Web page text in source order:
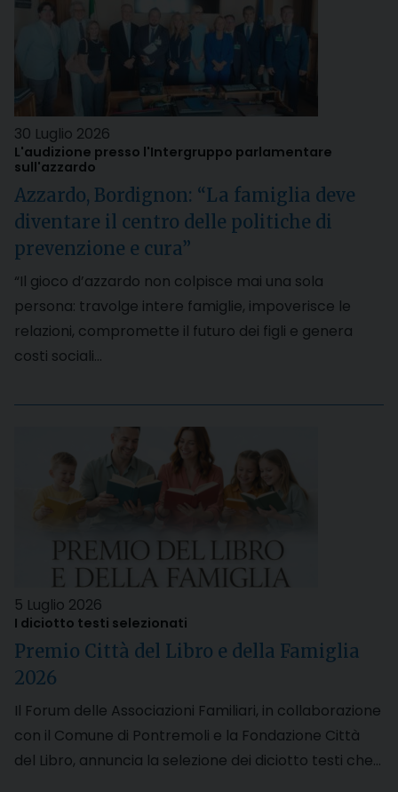
30 Luglio 2026
L'audizione presso l'Intergruppo parlamentare
sull'azzardo
Azzardo, Bordignon: “La famiglia deve
diventare il centro delle politiche di
prevenzione e cura”
“Il gioco d’azzardo non colpisce mai una sola
persona: travolge intere famiglie, impoverisce le
relazioni, compromette il futuro dei figli e genera
costi sociali…
5 Luglio 2026
I diciotto testi selezionati
Premio Città del Libro e della Famiglia
2026
Il Forum delle Associazioni Familiari, in collaborazione
con il Comune di Pontremoli e la Fondazione Città
del Libro, annuncia la selezione dei diciotto testi che…